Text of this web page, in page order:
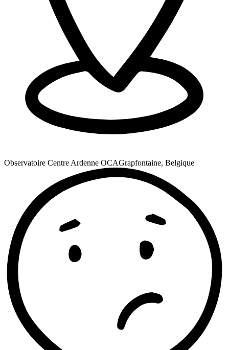
Observatoire Centre Ardenne OCAGrapfontaine, Belgique